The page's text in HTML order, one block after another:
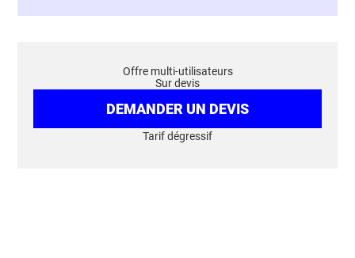
Offre multi-utilisateurs
Sur devis
DEMANDER UN DEVIS
Tarif dégressif